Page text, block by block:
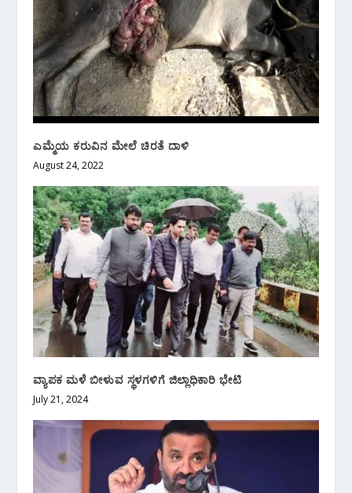
ಎಮ್ಮೆಯ ಕರುವಿನ ಮೇಲೆ ಚಿರತೆ ದಾಳಿ
August 24, 2022
ವ್ಯಾಪಕ ಮಳೆ ಬೀಳುವ ಸ್ಥಳಗಳಿಗೆ ಜಿಲ್ಲಾಧಿಕಾರಿ‌ ಭೇಟಿ
July 21, 2024